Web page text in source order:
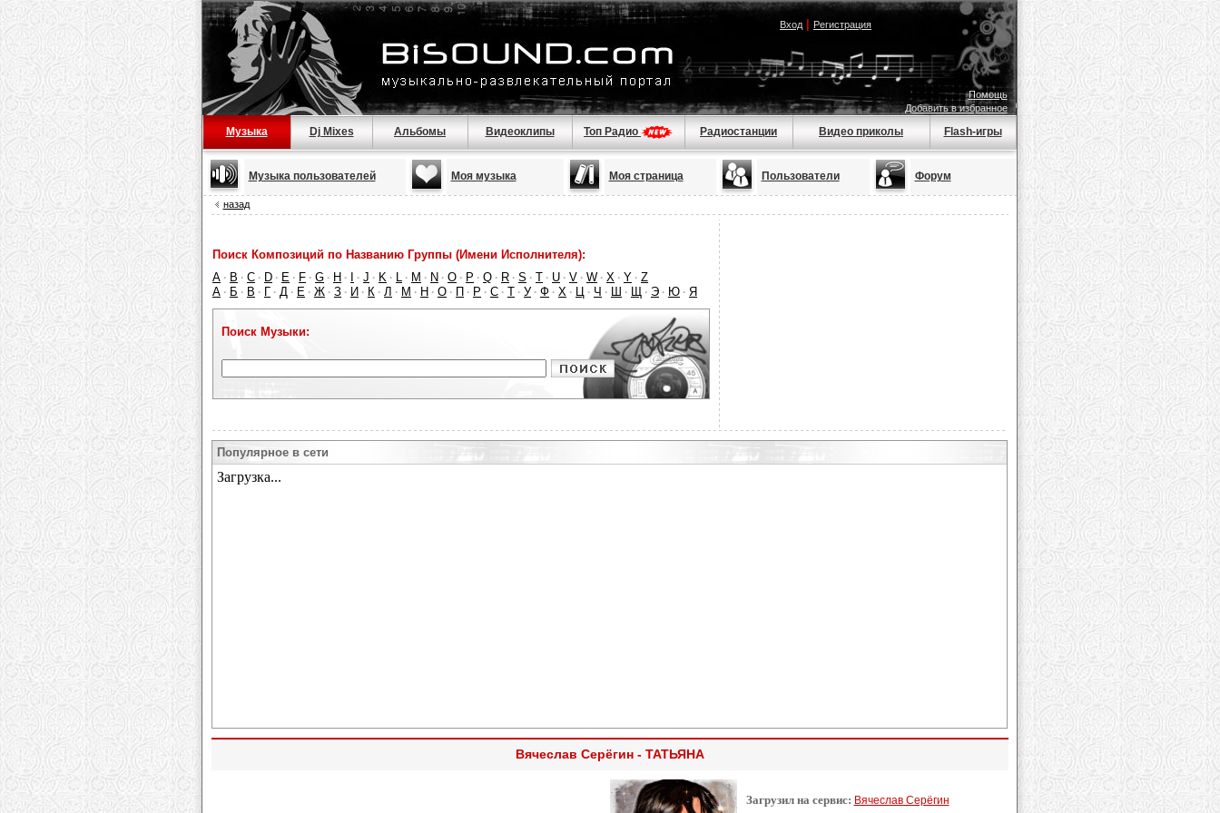
Вход| Регистрация
Помощь
Добавить в избранное
Музыка Dj Mixes Альбомы Видеоклипы Топ Радио Радиостанции Видео приколы Flash-игры
Музыка пользователей Моя музыка Моя страница Пользователи Форум
назад
Поиск Композиций по Названию Группы (Имени Исполнителя):
A · B · C · D · E · F · G · H · · J · K · L · M · N · O · P · Q · R · S · T · U · V · W · X · Y · Z
А · Б · В · Г · Д · Е · Ж · З · И · К · Л · М · Н · О · П · Р · С · Т · У · Ф · Х · Ц · Ч · Ш · Щ · Э · Ю · Я
Поиск Музыки:
Популярное в сети
Вячеслав Серёгин - ТАТЬЯНА
Загрузил на сервис: Вячеслав Серёгин